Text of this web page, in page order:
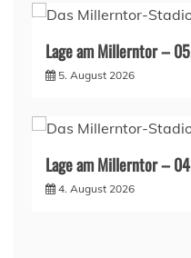
Lage am Millerntor –
5. August 2026
Lage am Millerntor –
4. August 2026